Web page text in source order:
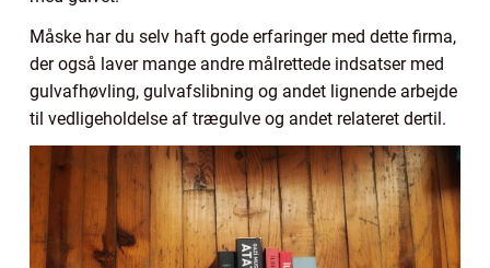
Måske har du selv haft gode erfaringer med dette firma,
der også laver mange andre målrettede indsatser med
gulvafhøvling, gulvafslibning og andet lignende arbejde
til vedligeholdelse af trægulve og andet relateret dertil.